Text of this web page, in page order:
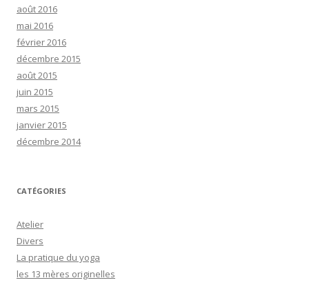
août 2016
mai 2016
février 2016
décembre 2015
août 2015
juin 2015
mars 2015
janvier 2015
décembre 2014
CATÉGORIES
Atelier
Divers
La pratique du yoga
les 13 mères originelles